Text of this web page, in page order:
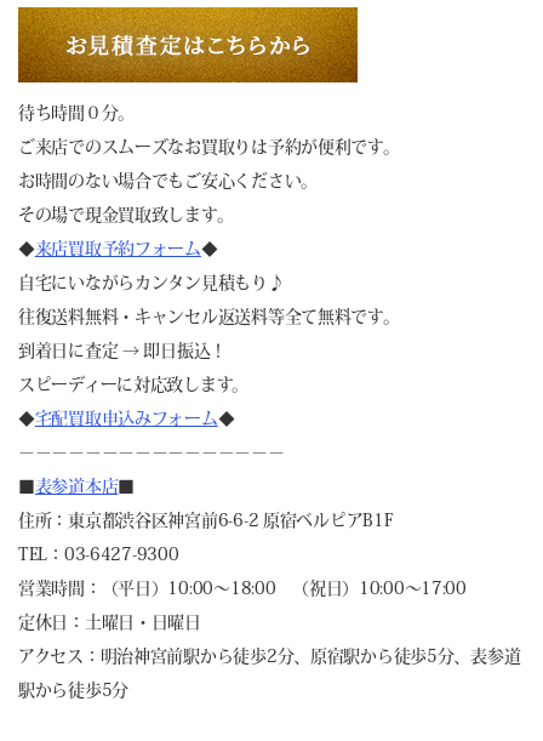
待ち時間０分。
ご来店でのスムーズなお買取りは予約が便利です。
お時間のない場合でもご安心ください。
その場で現金買取致します。
◆来店買取予約フォーム◆
自宅にいながらカンタン見積もり♪
往復送料無料・キャンセル返送料等全て無料です。
到着日に査定 → 即日振込！
スピーディーに対応致します。
◆宅配買取申込みフォーム◆
－－－－－－－－－－－－－－－－
表参道本店
住所：東京都渋谷区神宮前6-6-2 原宿ベルピアB1F
TEL：03-6427-9300
営業時間：（平日）10:00～18:00 （祝日）10:00～17:00
定休日：土曜日・日曜日
アクセス：明治神宮前駅から徒歩2分、原宿駅から徒歩5分、表参道
駅から徒歩5分